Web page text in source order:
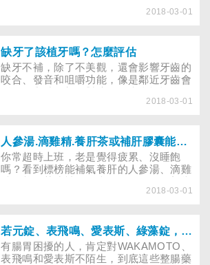
快投資來賺錢，不過專家建議，40歲之後
2018-03-01
缺牙了該植牙嗎？怎麼評估
缺牙不補，除了不美觀，還會影響牙齒的
咬合、發音和咀嚼功能，像是鄰近牙齒會
長，容易蛀蝕、產生牙周病，增加全口無
牙方式？
2018-03-01
人參湯.滴雞精.養肝茶或補肝膠囊能補肝嗎？吃對才養生！
你常超時上班，老是覺得疲累、沒睡飽
嗎？看到標榜能補氣養肝的人參湯、滴雞
試？到底這些產品要怎麼吃才能補足元
2018-03-01
若元錠、表飛鳴、愛表斯、綠藻錠，熱門整腸保健品大比拚
有腸胃困擾的人，肯定對WAKAMOTO、
表飛鳴和愛表斯不陌生，到底這些整腸藥